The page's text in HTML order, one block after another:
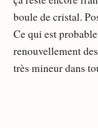
boule de cristal.
Ce qui est
renouvellement
très mineur dans